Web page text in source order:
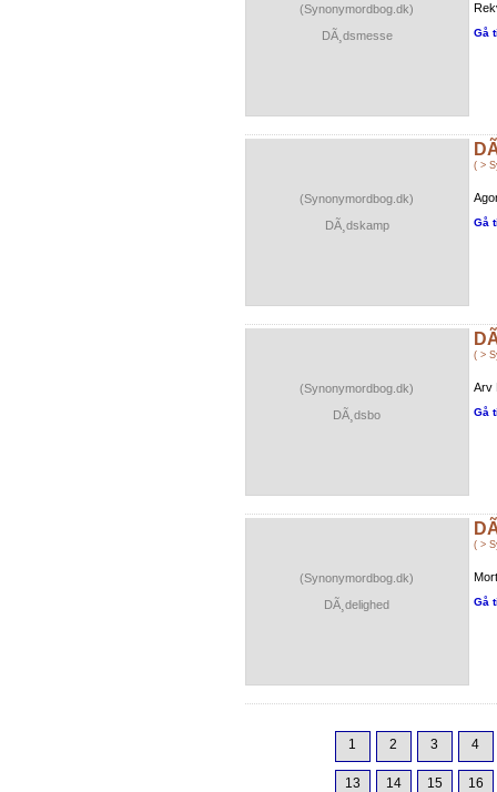
(Synonymordbog.dk)
DÃ¸dsmesse
Gå
(Synonymordbog.dk)
DÃ¸dskamp
( >
Gå
(Synonymordbog.dk)
DÃ¸dsbo
( >
Arv
Gå
(Synonymordbog.dk)
DÃ¸delighed
( >
Gå
1 2 3 4
13 14 15 16